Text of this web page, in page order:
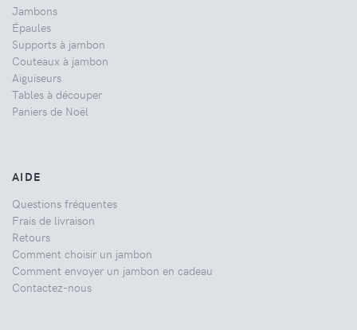
Jambons
Épaules
Supports à jambon
Couteaux à jambon
Aiguiseurs
Tables à découper
Paniers de Noël
AIDE
Questions fréquentes
Frais de livraison
Retours
Comment choisir un jambon
Comment envoyer un jambon en cadeau
Contactez-nous